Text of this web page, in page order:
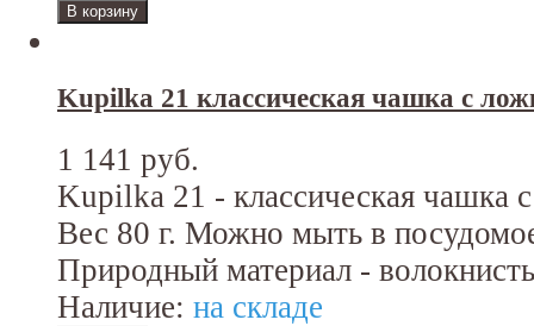
Kupilka 21 классическая чашка с
1 141 руб.
Kupilka 21 - классическая чашка
Вес 80 г. Можно мыть в
Природный материал -
Наличие: на складе